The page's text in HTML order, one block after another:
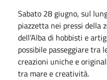
Sabato 28 giugno, sul
piazzetta nei pressi della
dell’Alba di hobbisti e
possibile passeggiare tra
creazioni uniche e
tra mare e creatività.